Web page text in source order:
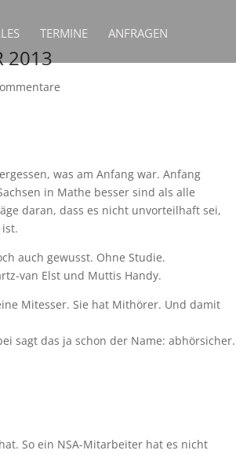
TERMINE ANFRAGEN
2013
was am Anfang war. Anfang
in Mathe besser sind als alle
daran, dass es nicht unvorteilhaft sei,
auch gewusst. Ohne Studie.
van Elst und Muttis Handy.
Mitesser. Sie hat Mithörer. Und damit
sagt das ja schon der Name: abhörsicher.
So ein NSA-Mitarbeiter hat es nicht